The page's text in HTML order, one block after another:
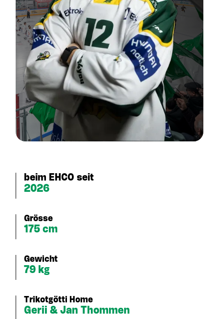
beim EHCO seit
2026
Grösse
175 cm
Gewicht
79 kg
Trikotgötti Home
Gerii & Jan Thommen